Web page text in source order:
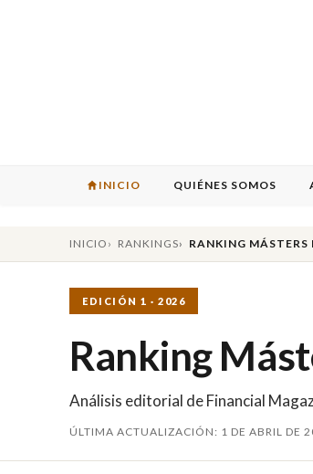
INICIO QUIÉNES SOMOS
INICIO RANKINGS RANKING MÁSTERS
EDICIÓN 1 · 2026
Ranking
Análisis editorial de Financial
ÚLTIMA ACTUALIZACIÓN: 1 DE ABRIL DE